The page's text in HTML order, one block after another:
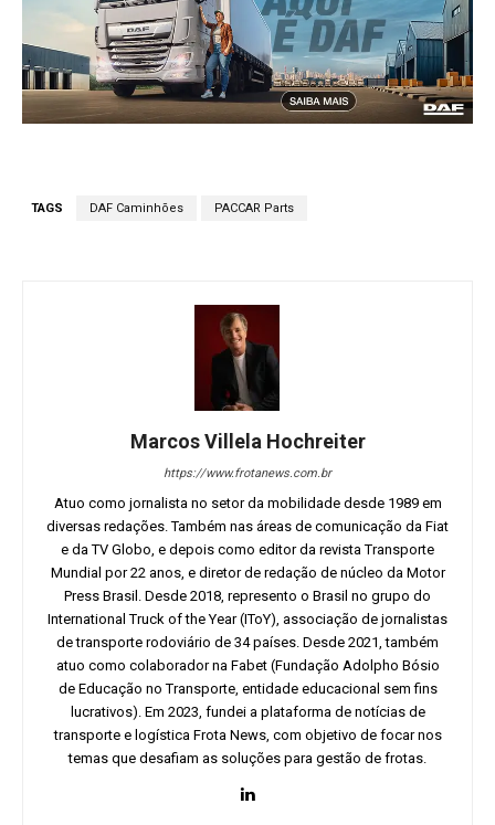
TAGS DAF Caminhões PACCAR Parts
Marcos Villela Hochreiter
https://www.frotanews.com.br
Atuo como jornalista no setor da mobilidade desde 1989 em
diversas redações. Também nas áreas de comunicação da Fiat
e da TV Globo, e depois como editor da revista Transporte
Mundial por 22 anos, e diretor de redação de núcleo da Motor
Press Brasil. Desde 2018, represento o Brasil no grupo do
International Truck of the Year (IToY), associação de jornalistas
de transporte rodoviário de 34 países. Desde 2021, também
atuo como colaborador na Fabet (Fundação Adolpho Bósio
de Educação no Transporte, entidade educacional sem fins
lucrativos). Em 2023, fundei a plataforma de notícias de
transporte e logística Frota News, com objetivo de focar nos
temas que desafiam as soluções para gestão de frotas.